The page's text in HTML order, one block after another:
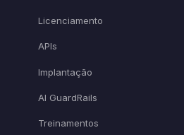
Licenciamento
APIs
Implantação
AI GuardRails
Treinamentos